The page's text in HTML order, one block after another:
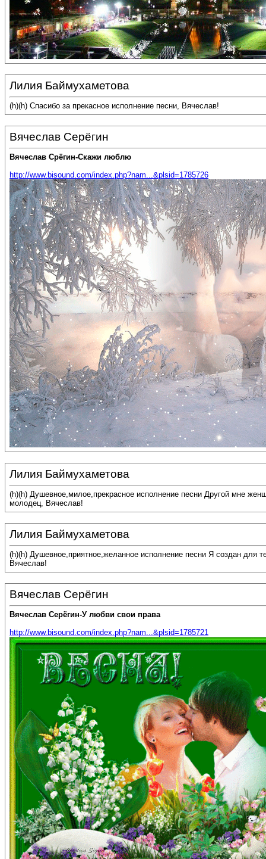
Лилия Баймухаметова
(h)(h) Спасибо за прекасное исполнение песни, Вячеслав!
Вячеслав Серёгин
Вячеслав Срёгин-Скажи люблю
http://www.bisound.com/index.php?nam...&plsid=1785726
Лилия Баймухаметова
(h)(h) Душевное,милое,прекрасное исполнение песни Другой мне
молодец, Вячеслав!
Лилия Баймухаметова
(h)(h) Душевное,приятное,желанное исполнение песни Я создан для
Вячеслав!
Вячеслав Серёгин
Вячеслав Серёгин-У любви свои права
http://www.bisound.com/index.php?nam...&plsid=1785721